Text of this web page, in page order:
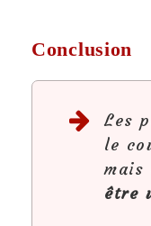
Conclusion
Les
le
mais
être